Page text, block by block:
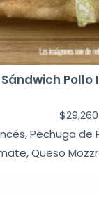
Sándwich Pollo
$29,260
Pechuga de
Queso